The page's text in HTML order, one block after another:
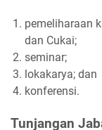
pemeliharaan
dan Cukai;
seminar;
lokakarya; dan
konferensi.
Tunjangan